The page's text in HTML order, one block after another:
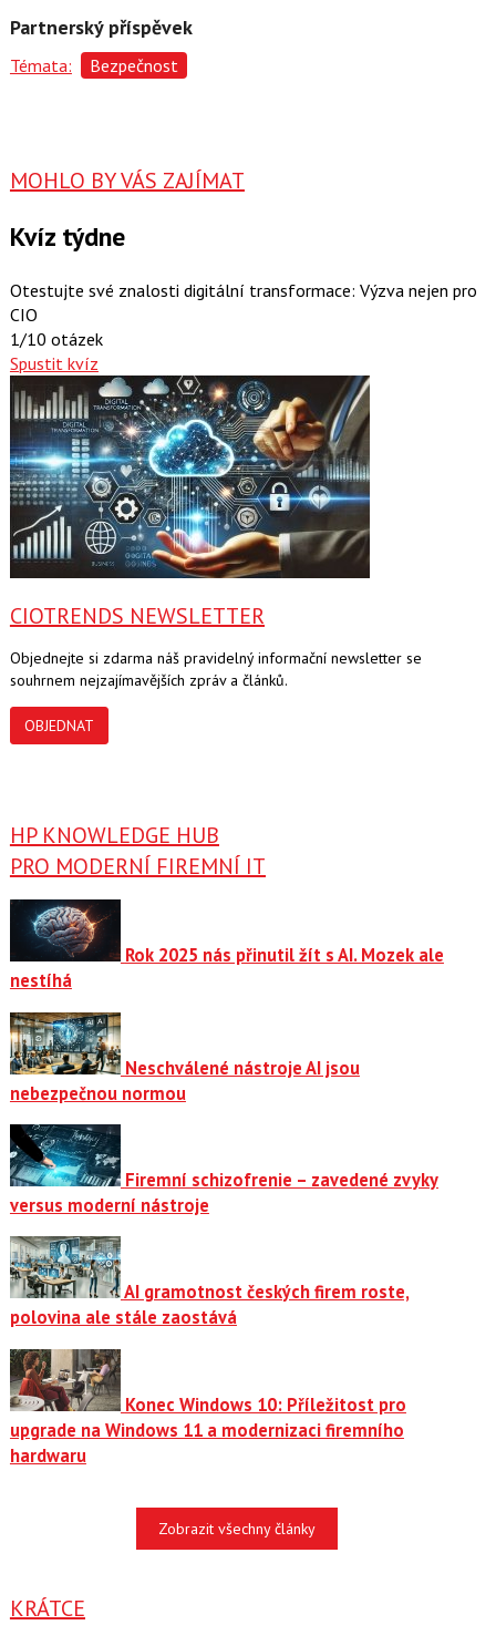
Partnerský příspěvek
Témata: Bezpečnost
MOHLO BY VÁS ZAJÍMAT
Kvíz týdne
Otestujte své znalosti digitální transformace: Výzva nejen pro
CIO
1/10 otázek
Spustit kvíz
CIOTRENDS NEWSLETTER
Objednejte si zdarma náš pravidelný informační newsletter se
souhrnem nejzajímavějších zpráv a článků.
OBJEDNAT
HP KNOWLEDGE HUB
PRO MODERNÍ FIREMNÍ IT
Rok 2025 nás přinutil žít s AI. Mozek ale
nestíhá
Neschválené nástroje AI jsou
nebezpečnou normou
Firemní schizofrenie – zavedené zvyky
versus moderní nástroje
AI gramotnost českých firem roste,
polovina ale stále zaostává
Konec Windows 10: Příležitost pro
upgrade na Windows 11 a modernizaci firemního
hardwaru
Zobrazit všechny články
KRÁTCE